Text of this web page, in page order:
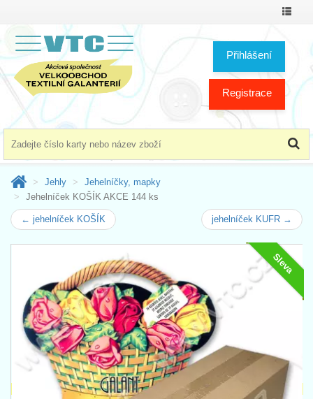
Přihlášení
Registrace
Jehly
Jehelníčky, mapky
Jehelníček KOŠÍK AKCE 144 ks
← jehelníček KOŠÍK jehelníček KUFR →
Sleva